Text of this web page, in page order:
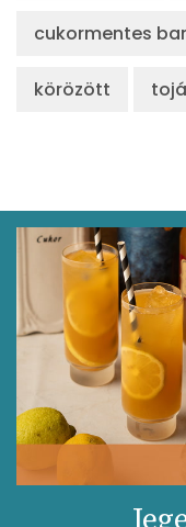
cukormentes
körözött